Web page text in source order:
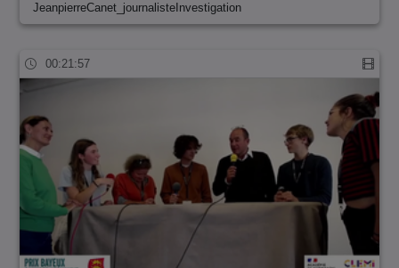
JeanpierreCanet_journalisteInvestigation
00:21:57